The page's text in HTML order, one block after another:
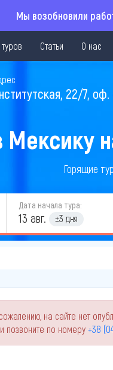
Мы возобновили
Статьи О нас
22/7, оф.
Мексику
Горящие
Дата начала тура:
13 авг. ±3 дня
на сайте нет
позвоните по номеру +38